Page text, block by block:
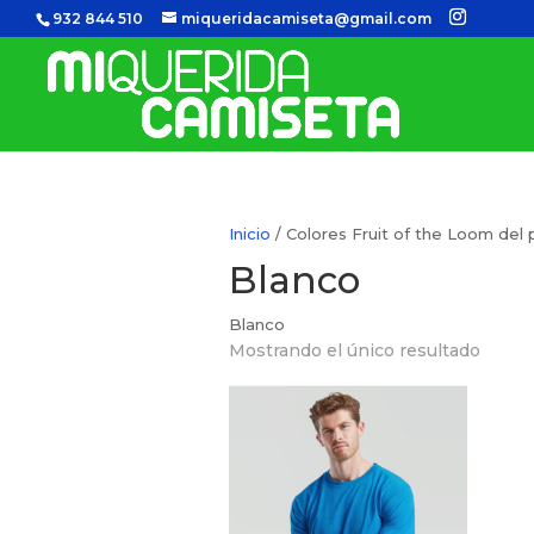
932 844 510 miqueridacamiseta@gmail.com
Inicio / Colores Fruit of the Loom del
Blanco
Blanco
Mostrando el único resultado